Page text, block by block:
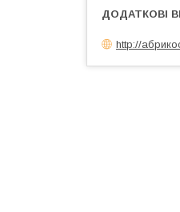
http://